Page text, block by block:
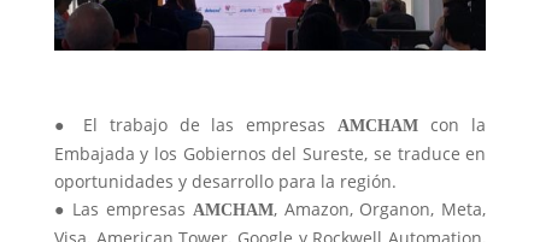
● El trabajo de las empresas AMCHAM
con la
Embajada y los Gobiernos del Sureste, se traduce en
oportunidades y desarrollo para la región.
● Las empresas AMCHAM, Amazon, Organon, Meta,
Visa, American Tower, Google y Rockwell Automation,